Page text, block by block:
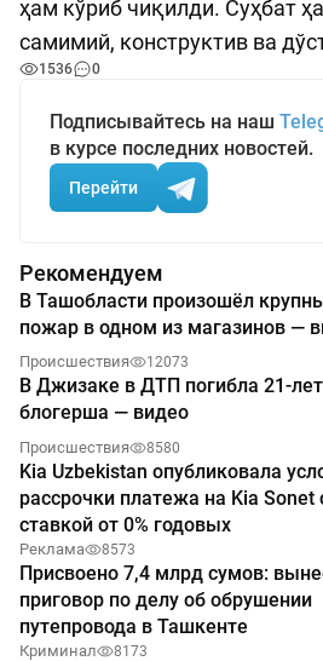
ҳам кўриб чиқилди. Суҳбат
самимий, конструктив ва
1536 0
Подписывайтесь на наш
в курсе последних новостей.
Перейти
Рекомендуем
В Ташобласти произошёл
пожар в одном из магазинов —
Происшествия 12073
В Джизаке в ДТП погибла 21-
блогерша — видео
Происшествия 8580
Kia Uzbekistan опубликовала
рассрочки платежа на Kia Sonet
ставкой от 0% годовых
Реклама 8573
Присвоено 7,4 млрд сумов:
приговор по делу об обрушении
путепровода в Ташкенте
Криминал 8173